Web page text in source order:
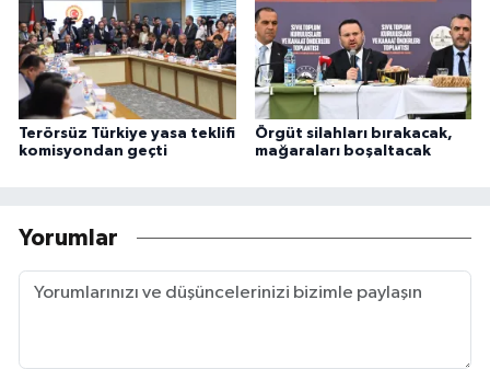
Terörsüz Türkiye yasa teklifi
komisyondan geçti
Örgüt silahları bırakacak,
mağaraları boşaltacak
Yorumlar